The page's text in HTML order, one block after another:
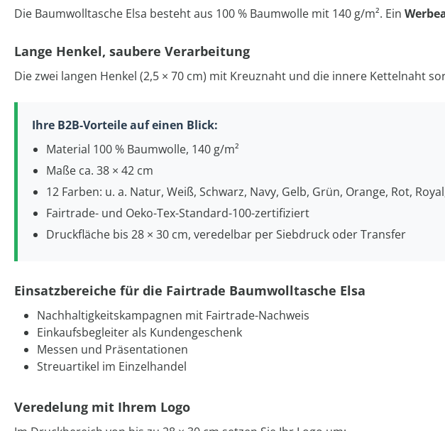
Die Baumwolltasche Elsa besteht aus 100 % Baumwolle mit 140 g/m². Ein
Lange Henkel, saubere Verarbeitung
Die zwei langen Henkel (2,5 × 70 cm) mit Kreuznaht und die innere Kettelnaht
Ihre B2B-Vorteile auf einen Blick:
Material 100 % Baumwolle, 140 g/m²
Maße ca. 38 × 42 cm
12 Farben: u. a. Natur, Weiß, Schwarz, Navy, Gelb, Grün, Orange, Rot,
Fairtrade- und Oeko-Tex-Standard-100-zertifiziert
Druckfläche bis 28 × 30 cm, veredelbar per Siebdruck oder Transfer
Einsatzbereiche für die Fairtrade Baumwolltasche Elsa
Nachhaltigkeitskampagnen mit Fairtrade-Nachweis
Einkaufsbegleiter als Kundengeschenk
Messen und Präsentationen
Streuartikel im Einzelhandel
Veredelung mit Ihrem Logo